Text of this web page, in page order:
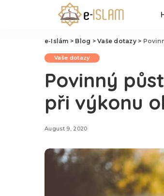
e-Islám > Blog >Vaše dotazy>
Vaše dotazy
Povinný
při výkonu
August 9, 2020